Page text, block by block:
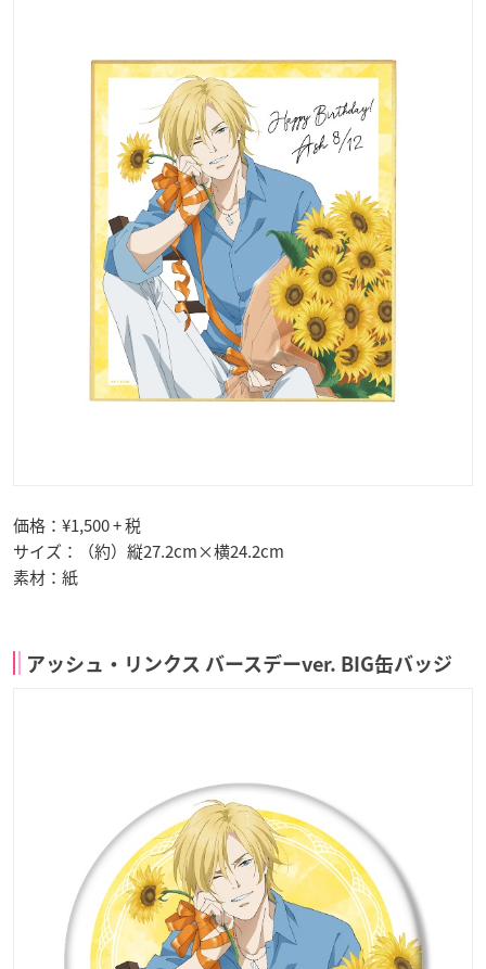
価格：¥1,500 + 税
サイズ：（約）縦27.2cm×横24.2cm
素材：紙
アッシュ・リンクス バースデーver. BIG缶バッジ